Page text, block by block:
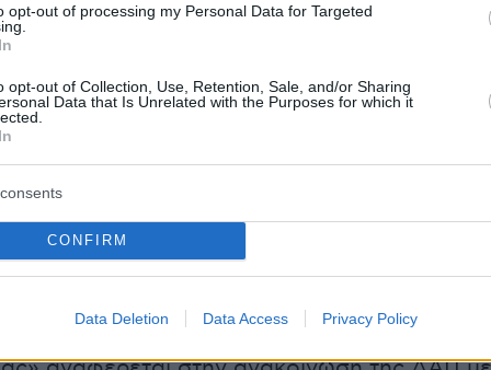
opt-out of processing my Personal Data for Targeted
opt-out of Collection, Use, Retention, Sale, and/or Sharing
Data that Is Unrelated with the Purposes for which it
CONFIRM
Data Deletion Data Access Privacy Policy
χρονιά, οι φοιτητές έδωσαν ξεκάθαρη
την αλήθεια και τη λογική μέσα στα
Με την ψήφο τους απέρριψαν όσους
να αλλοιώσουν το αποτέλεσμα,
σε ανύπαρκτους Συλλόγους και
την ημερομηνία των εκλογών κατά το
κάθε φοιτήτρια και κάθε φοιτητή για τη
Μαζί θα συνεχίσουμε να
ένα διαρκώς εξελισσόμενο Πανεπιστήμιο,
την ασφάλεια εντός των Ιδρυμάτων, την